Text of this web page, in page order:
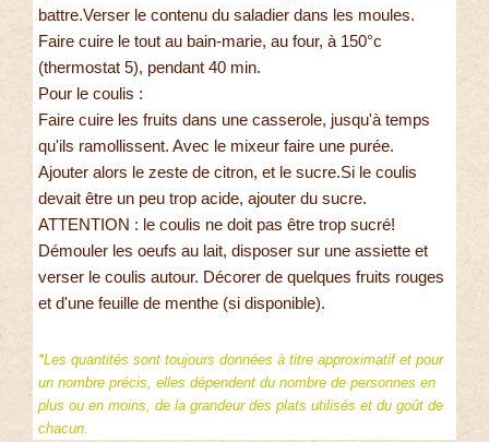
battre.Verser le contenu du saladier dans les moules.
Faire cuire le tout au bain-marie, au four, à 150°c
(thermostat 5), pendant 40 min.
Pour le coulis :
Faire cuire les fruits dans une casserole, jusqu'à temps
qu'ils ramollissent. Avec le mixeur faire une purée.
Ajouter alors le zeste de citron, et le sucre.Si le coulis
devait être un peu trop acide, ajouter du sucre.
ATTENTION : le coulis ne doit pas être trop sucré!
Démouler les oeufs au lait, disposer sur une assiette et
verser le coulis autour. Décorer de quelques fruits rouges
et d'une feuille de menthe (si disponible).
*Les quantités sont toujours données à titre approximatif et pour
un nombre précis, elles dépendent du nombre de personnes en
plus ou en moins, de la grandeur des plats utilisés et du goût de
chacun.